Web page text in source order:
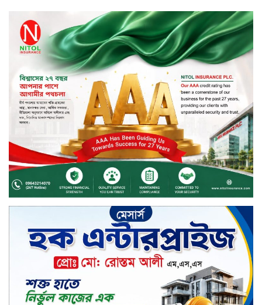
স্মার্টফোন ডিসপ্লেতে নতুন যুগ: ০ মিমি
বর্ডারলেস কনসেপ্ট আনল টেকনো
মাধবপুরে সিএনজি ও ট্রাকের মুখোমুখি
সংঘর্ষে নিহত দুই জন
ইসলামী ব্যাংকের শরী’আহ
সুপারভাইজরি কমিটির সভা অনুষ্ঠিত
বর্ষায় মানুষের পাশে বাংলালিংক; ১০
সিটি করপোরেশনে ১২ হাজারের বেশি
রেইনকোট বিতরণ
চুয়াডাঙ্গার জীবননগর সীমান্তে
বিএসএফের ৩ জনকে পুশ-ইন চেষ্টা
প্রতিহত করল বিজিবি
সিলেট জুড়ে বিষধর সাপ গুলো জঙ্গল
ছেড়ে লোকালয়ে আশ্রয় খুঁজছে